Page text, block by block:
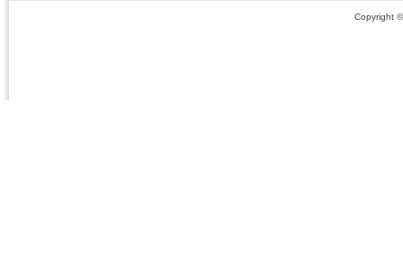
Copyright